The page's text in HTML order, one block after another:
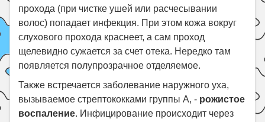
прохода (при чистке ушей или расчесывании
волос) попадает инфекция. При этом кожа вокруг
слухового прохода краснеет, а сам проход
щелевидно сужается за счет отека. Нередко там
появляется полупрозрачное отделяемое.
Также встречается заболевание наружного уха,
вызываемое стрептококками группы А, - рожистое
воспаление. Инфицирование происходит через